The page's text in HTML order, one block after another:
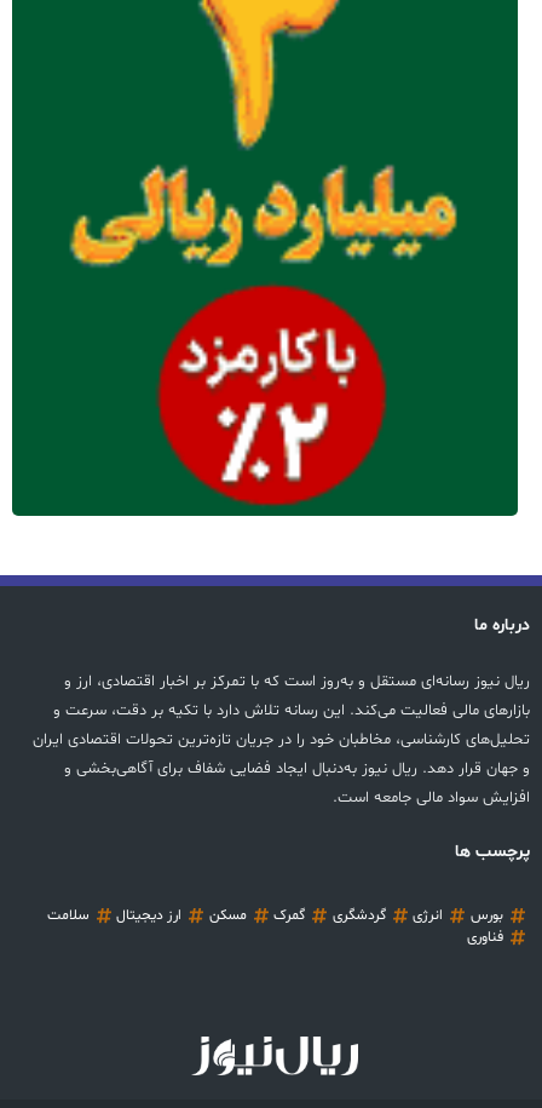
درباره ما
ریال نیوز رسانه‌ای مستقل و به‌روز است که با تمرکز بر اخبار اقتصادی، ارز و
بازارهای مالی فعالیت می‌کند. این رسانه تلاش دارد با تکیه بر دقت، سرعت و
تحلیل‌های کارشناسی، مخاطبان خود را در جریان تازه‌ترین تحولات اقتصادی ایران
و جهان قرار دهد. ریال نیوز به‌دنبال ایجاد فضایی شفاف برای آگاهی‌بخشی و
افزایش سواد مالی جامعه است.
پرچسب ها
بورس انرژی گردشگری گمرک مسکن ارز دیجیتال
سلامت
فناوری